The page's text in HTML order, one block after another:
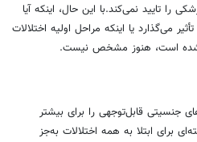
را تایید نمی‌کند.با این حال، اینکه آیا
می‌گذارد یا اینکه مراحل اولیه اختلالات
نشده است، هنوز مشخص نیست.
جنسیتی قابل‌توجهی را برای بیشتر
برای ابتلا به همه اختلالات به‌جز